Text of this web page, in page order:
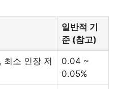
일반적 기
준 (참고)
최소 인장 저
0.04 ~
0.05%